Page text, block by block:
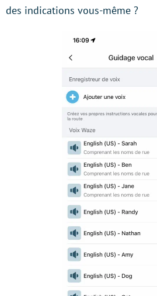
des indications vous-même ?